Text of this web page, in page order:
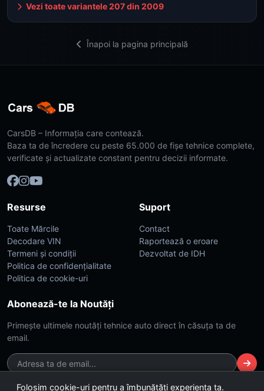
Vezi toate variantele 207 din 2009
Înapoi la pagina principală
CarsDB – Informația care contează.
Baza ta de încredere cu peste 65.000 de fișe tehnice complete,
verificate și actualizate constant pentru decizii informate.
Resurse
Toate Mărcile
Decodare VIN
Termeni și condiții
Politica de confidențialitate
Politica de cookie-uri
Suport
Contact
Raportează o eroare
Dezvoltat de IDH
Abonează-te la Noutăți
Primește ultimele noutăți tehnice auto direct în căsuța ta de
email.
Folosim cookie-uri pentru a îmbunătăți experiența ta.